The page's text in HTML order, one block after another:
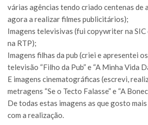
várias agências tendo criado centenas de
agora a realizar filmes publicitários);
Imagens televisivas (fui copywriter na
na RTP);
Imagens filhas da pub (criei e apresentei
televisão “Filho da Pub” e “A Minha Vida
E imagens cinematográficas (escrevi,
metragens “Se o Tecto Falasse” e “A
De todas estas imagens as que gosto
com a realização.